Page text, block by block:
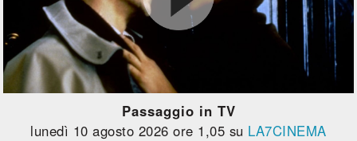
Passaggio in TV
lunedì 10 agosto 2026 ore 1,05 su LA7CINEMA